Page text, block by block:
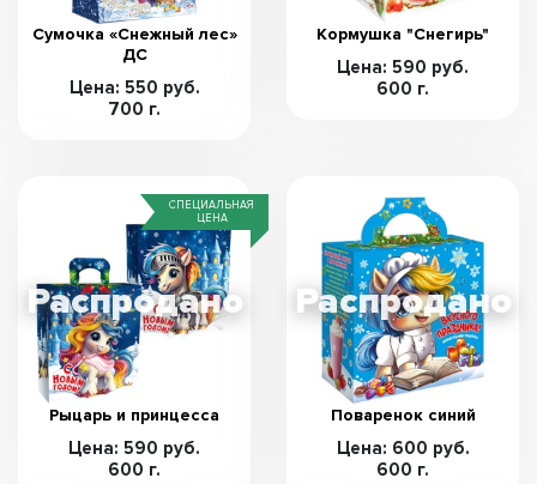
Сумочка «Снежный лес»
ДС
Цена: 550 руб.
700 г.
Кормушка "Снегирь"
Цена: 590 руб.
600 г.
СПЕЦИАЛЬНАЯ
ЦЕНА
Рыцарь и принцесса
Цена: 590 руб.
600 г.
Поваренок синий
Цена: 600 руб.
600 г.